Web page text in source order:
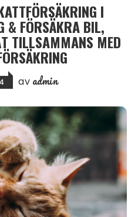
I
& FÖRSÄKRA BIL,
TILLSAMMANS MED
av admin